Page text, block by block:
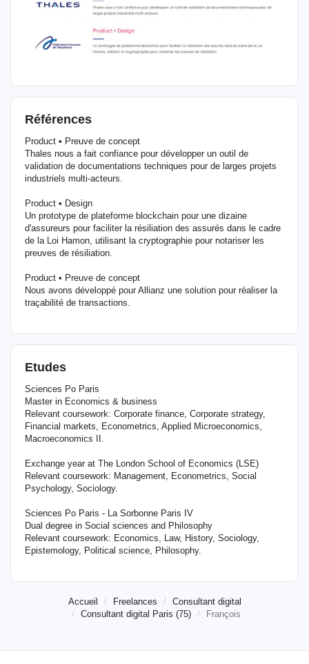
Références
Product • Preuve de concept
Thales nous a fait confiance pour développer un outil de
validation de documentations techniques pour de larges projets
industriels multi-acteurs.
Product • Design
Un prototype de plateforme blockchain pour une dizaine
d'assureurs pour faciliter la résiliation des assurés dans le cadre
de la Loi Hamon, utilisant la cryptographie pour notariser les
preuves de résiliation.
Product • Preuve de concept
Nous avons développé pour Allianz une solution pour réaliser la
traçabilité de transactions.
Etudes
Sciences Po Paris
Master in Economics & business
Relevant coursework: Corporate finance, Corporate strategy,
Financial markets, Econometrics, Applied Microeconomics,
Macroeconomics II.
Exchange year at The London School of Economics (LSE)
Relevant coursework: Management, Econometrics, Social
Psychology, Sociology.
Sciences Po Paris - La Sorbonne Paris IV
Dual degree in Social sciences and Philosophy
Relevant coursework: Economics, Law, History, Sociology,
Epistemology, Political science, Philosophy.
Accueil Freelances
Consultant digital
Consultant digital Paris (75)
François